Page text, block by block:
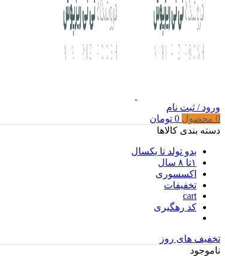
ورود / ثبت نام
0 محصول 0 تومان
دسته بندی کالاها
بدو تولد تا یکسال
۱تا ۸ سال
اکسسوری
تخفیفات
cart
کد رهگیری
تخفیف های روز
ناموجود